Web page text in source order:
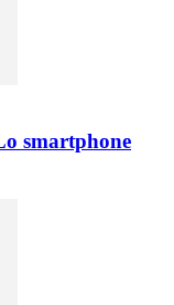
smartphone